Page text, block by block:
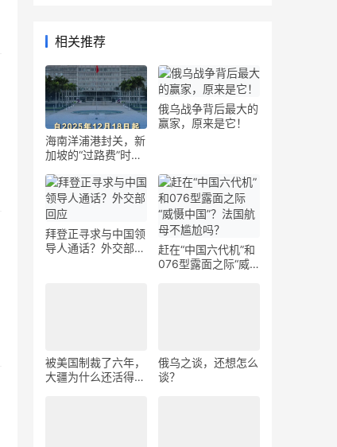
相关推荐
海南洋浦港封关，新
加坡的“过路费”时代
俄乌战争背后最大的
赢家，原来是它！
拜登正寻求与中国领
导人通话？外交部回
赶在“中国六代机”和
076型露面之际“威
被美国制裁了六年，
大疆为什么还活得好
俄乌之谈，还想怎么
谈？